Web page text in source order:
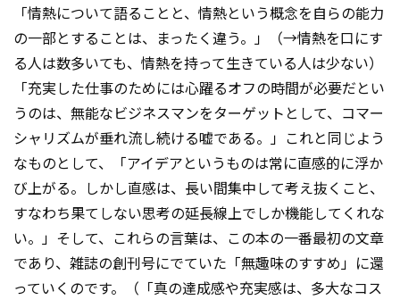
「情熱について語ることと、情熱という概念を自らの能力
の一部とすることは、まったく違う。」（→情熱を口にす
る人は数多いても、情熱を持って生きている人は少ない）
「充実した仕事のためには心躍るオフの時間が必要だとい
うのは、無能なビジネスマンをターゲットとして、コマー
シャリズムが垂れ流し続ける嘘である。」これと同じよう
なものとして、「アイデアというものは常に直感的に浮か
び上がる。しかし直感は、長い間集中して考え抜くこと、
すなわち果てしない思考の延長線上でしか機能してくれな
い。」そして、これらの言葉は、この本の一番最初の文章
であり、雑誌の創刊号にでていた「無趣味のすすめ」に還
っていくのです。（「真の達成感や充実感は、多大なコス